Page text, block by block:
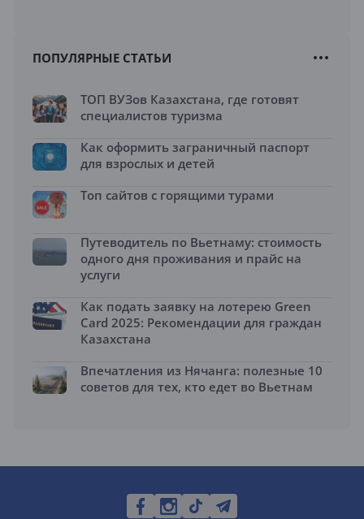
ПОПУЛЯРНЫЕ СТАТЬИ
ТОП ВУЗов Казахстана, где готовят
специалистов туризма
Как оформить заграничный паспорт
для взрослых и детей
Топ сайтов с горящими турами
Путеводитель по Вьетнаму: стоимость
одного дня проживания и прайс на
услуги
Как подать заявку на лотерею Green
Card 2025: Рекомендации для граждан
Казахстана
Впечатления из Нячанга: полезные 10
советов для тех, кто едет во Вьетнам